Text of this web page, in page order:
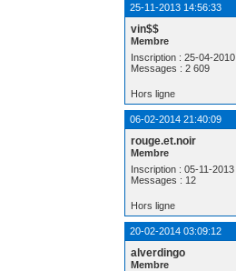
25-11-2013 14:56:33
vin$$
Membre
Inscription : 25-04-2010
Messages : 2 609
Hors ligne
06-02-2014 21:40:09
rouge.et.noir
Membre
Inscription : 05-11-2013
Messages : 12
Hors ligne
20-02-2014 03:09:12
alverdingo
Membre